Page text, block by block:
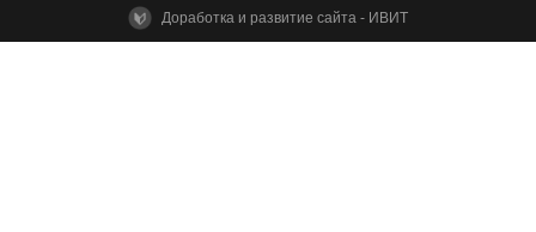
Доработка и развитие сайта - ИВИТ